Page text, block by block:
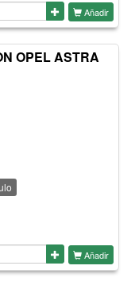
Añadir
OPEL ASTRA
Añadir